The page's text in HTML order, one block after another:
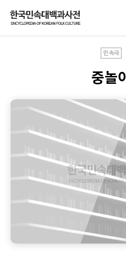
민속극
중놀이